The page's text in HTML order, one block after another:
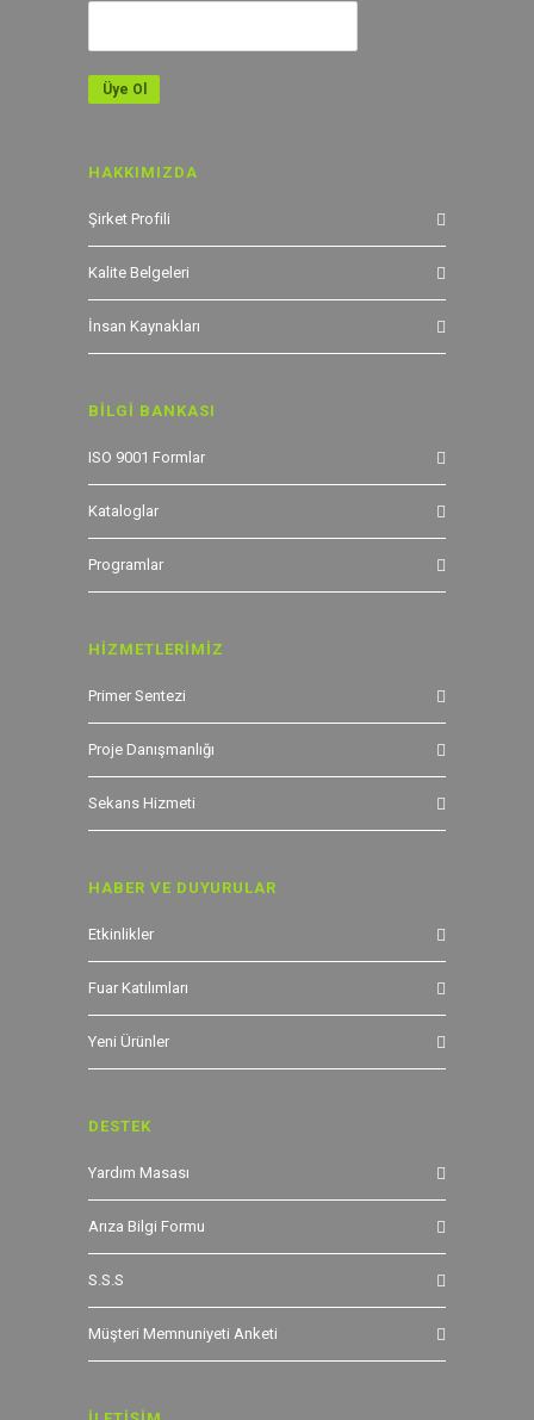
HAKKIMIZDA
Şirket Profili
Kalite Belgeleri
İnsan Kaynakları
BİLGİ BANKASI
ISO 9001 Formlar
Kataloglar
Programlar
HİZMETLERİMİZ
Primer Sentezi
Proje Danışmanlığı
Sekans Hizmeti
HABER VE DUYURULAR
Etkinlikler
Fuar Katılımları
Yeni Ürünler
DESTEK
Yardım Masası
Arıza Bilgi Formu
S.S.S
Müşteri Memnuniyeti Anketi